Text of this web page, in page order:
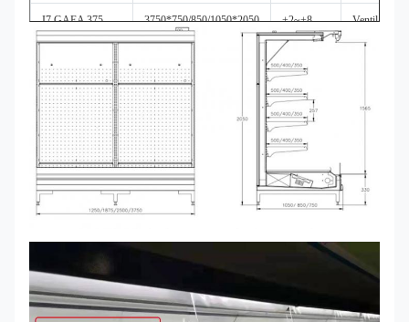
I7 GAEA 375 3750*750/850/1050*2050 +2~+8
Ventilado,
EXTREMIDADE
DE I7 GAEA
40*750/850/1050*2050
Vidro transparente, espelho,
disponível
Unidade de condensação remota Rolo de Copeland, Bitzer